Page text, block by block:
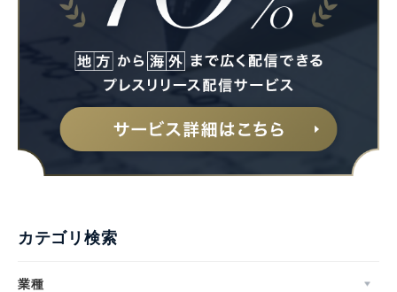
カテゴリ検索
業種